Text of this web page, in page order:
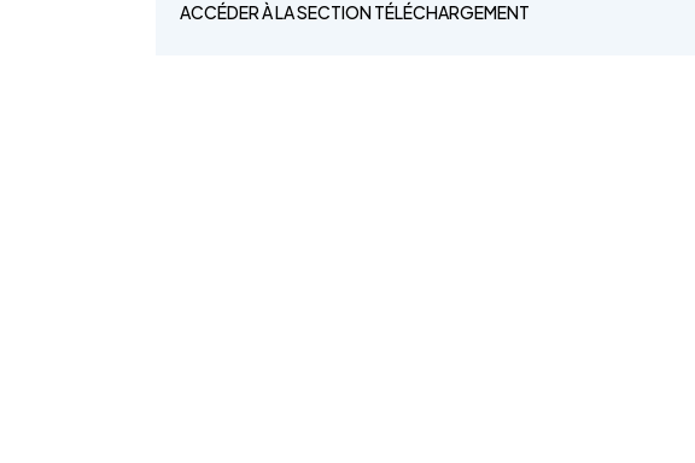
ACCÉDER À LA SECTION TÉLÉCHARGEMENT